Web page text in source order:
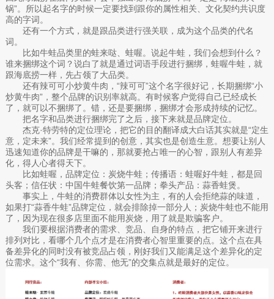
锅”。所以起名字的时候一定要找到跟你的属性相关、文化契约共识度
高的字词。
还有一个方式，就是跟品类进行强关联，成为这个品类的代名
词。
比如牛蛙品类里的蛙来哒、蛙喔。说起牛蛙，我们会想到什么？
谁来捆绑这个词？说白了就是通过词语手段进行捆绑，蛙喔牛蛙，就
跟海底捞一样，先占领了大品类。
还有辣可可小炒黄牛肉，“辣可可”这个名字很好记，长期捆绑“小
炒黄牛肉”，整个品牌的识别率就高。有时候客户觉得自己已经成长
了，就可以不捆绑了。错，还是要捆绑，捆绑才会形成持续的记忆。
把名字和品类进行捆绑完了之后，接下来就是品牌定位。
杰克·特劳特的定位理论，把它的目的翻译成大白话其实就是“定生
意，定未来”。我们经常提到的创意，其实也是创造生意。想要让别人
迅速知道你的品牌是干嘛的，那就要抢占唯一的心智，跟别人有差异
化，得人心者得天下。
比如蛙喔，品牌定位：炭烧牛蛙；传播语：蛙喔好牛蛙，都是回
头客；信任状：中国牛蛙餐饮第一品牌；拳头产品：蒜香蛙煲。
事实上，牛蛙的消费群体以女性为主，有的人会拒绝蒜的味道，
如果打“蒜香牛蛙”品牌定位，就会排除掉一部分人；炭烧牛蛙也不能用
了，因为现在很多店里面不能用炭烧，用了就是欺骗客户。
我们要根据消费者的需求、竞品、自身的特点，把它铺开来进行
排列对比，看哪个几个点才是在消费者心智里重要的点。这个点在具
备差异化的同时没有被竞品占领，刚好我们又能满足这个差异化的定
位需求。这个“我有、你需、他无”的交集点就是最好的定位。